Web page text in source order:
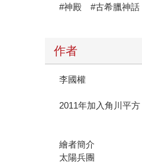
#神殿 #古希臘神
作者
李國權
2011年加入角川平
繪者簡介
太陽兵團